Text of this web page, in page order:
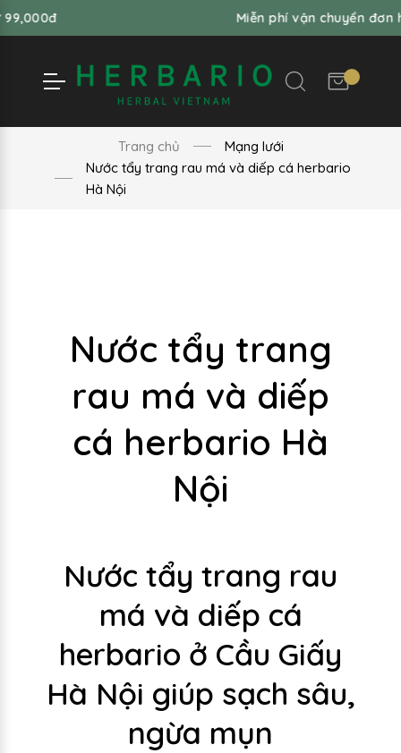
Miễn phí vận chuyển đơn hàng từ
Trang chủ
Mạng lưới
Nước tẩy trang rau má và diếp cá herbario
Hà Nội
Nước tẩy trang
rau má và diếp
cá herbario Hà
Nội
Nước tẩy trang rau
má và diếp cá
herbario ở Cầu Giấy
Hà Nội giúp sạch sâu,
ngừa mụn